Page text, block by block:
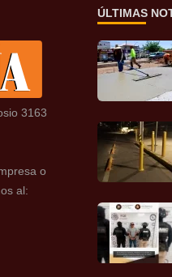
3163
o
al:
ÚLTIMAS